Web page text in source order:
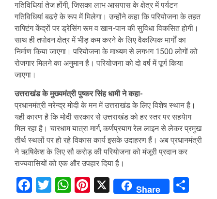
गतिविधियां तेज होंगी, जिसका लाभ आसपास के क्षेत्र में पर्यटन
गतिविधियां बढऩे के रूप में मिलेगा। उन्होंने कहा कि परियोजना के तहत
राफ्टिंग केंद्रों पर ड्रेसिंग रूम व खान-पान की सुविधा विकसित होगी।
साथ ही तपोवन क्षेत्र में भीड़ कम करने के लिए वैकल्पिक मार्गों का
निर्माण किया जाएगा। परियोजना के माध्यम से लगभग 1500 लोगों को
रोजगार मिलने का अनुमान है। परियोजना को दो वर्ष में पूर्ण किया
जाएगा।
उत्तराखंड के मुख्यमंत्री पुष्कर सिंह धामी ने कहा-
प्रधानमंत्री नरेन्द्र मोदी के मन में उत्तराखंड के लिए विशेष स्थान है।
यही कारण है कि मोदी सरकार से उत्तराखंड को हर स्तर पर सहयेाग
मिल रहा है। चारधाम यात्रा मार्ग, कर्णप्रयाग रेल लाइन से लेकर प्रमुख
तीर्थ स्थलों पर हो रहे विकास कार्य इसके उदाहरण हैं। अब प्रधानमंत्री
ने ऋषिकेश के लिए सौ करोड़ की परियोजना को मंजूरी प्रदान कर
राज्यवासियों को एक और उपहार दिया है।
Facebook
Twitter
WhatsApp
Pinterest
X Share